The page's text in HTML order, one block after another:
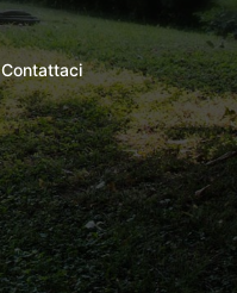
Contattaci